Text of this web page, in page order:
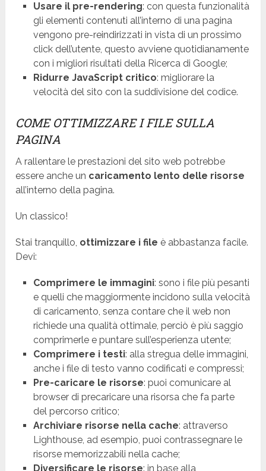
Usare il pre-rendering: con questa funzionalità
gli elementi contenuti all’interno di una pagina
vengono pre-reindirizzati in vista di un prossimo
click dell’utente, questo avviene quotidianamente
con i migliori risultati della Ricerca di Google;
Ridurre JavaScript critico: migliorare la
velocità del sito con la suddivisione del codice.
COME OTTIMIZZARE I FILE SULLA
PAGINA
A rallentare le prestazioni del sito web potrebbe
essere anche un caricamento lento delle risorse
all’interno della pagina.
Un classico!
Stai tranquillo, ottimizzare i file è abbastanza facile.
Devi:
Comprimere le immagini: sono i file più pesanti
e quelli che maggiormente incidono sulla velocità
di caricamento, senza contare che il web non
richiede una qualità ottimale, perciò è più saggio
comprimerle e puntare sull’esperienza utente;
Comprimere i testi: alla stregua delle immagini,
anche i file di testo vanno codificati e compressi;
Pre-caricare le risorse: puoi comunicare al
browser di precaricare una risorsa che fa parte
del percorso critico;
Archiviare risorse nella cache: attraverso
Lighthouse, ad esempio, puoi contrassegnare le
risorse memorizzabili nella cache;
Diversificare le risorse: in base alla